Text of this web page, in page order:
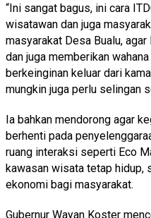
“Ini sangat bagus, ini cara
wisatawan dan juga
masyarakat Desa Bualu,
dan juga memberikan
berkeinginan keluar dari
mungkin juga perlu selingan
Ia bahkan mendorong agar
berhenti pada
ruang interaksi seperti Eco
kawasan wisata tetap hidup,
ekonomi bagi masyarakat.
Gubernur Wayan Koster